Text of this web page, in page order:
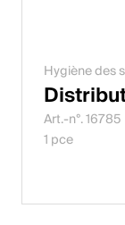
Hygiène des
Art.-n°. 16785
1 pce